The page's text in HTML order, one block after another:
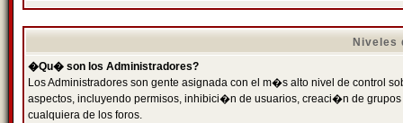
Niveles
�Qu� son los Administradores?
Los Administradores son gente asignada con el m�s alto nivel de control
aspectos, incluyendo permisos, inhibici�n de usuarios, creaci�n de
cualquiera de los foros.